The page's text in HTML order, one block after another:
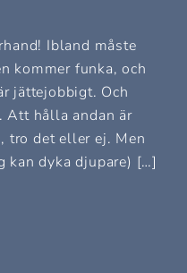
Ibland måste
kommer funka, och
jättejobbigt. Och
Att hålla andan är
tro det eller ej. Men
kan dyka djupare) […]